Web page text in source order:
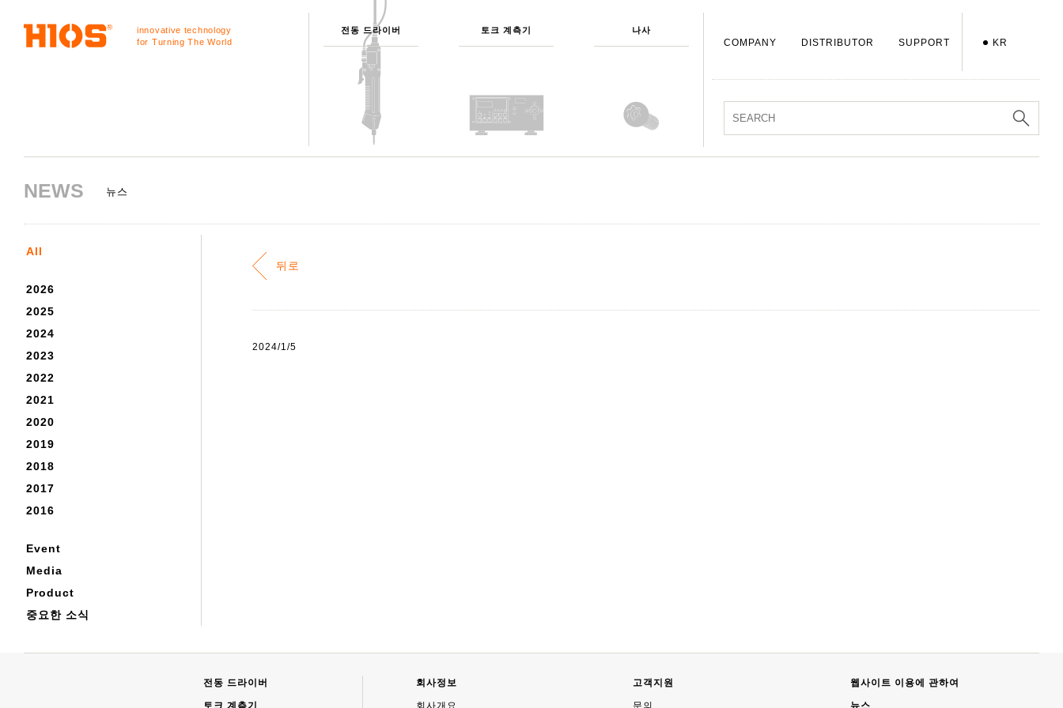
innovative technology
for Turning The World
전동 드라이버 토크 계측기 나사
COMPANY DISTRIBUTOR SUPPORT KR
NEWS 뉴스
All
2026
2025
2024
2023
2022
2021
2020
2019
2018
2017
2016
Event
Media
Product
중요한 소식
뒤로
2024/1/5
전동 드라이버
토크 계측기
회사정보
회사개요
고객지원
문의
웹사이트 이용에 관하여
뉴스